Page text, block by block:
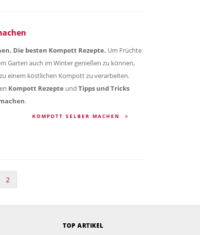
Die besten Kompott Rezepte. Um Früchte
Garten auch im Winter genießen zu können,
einem köstlichen Kompott zu verarbeiten.
Kompott Rezepte und Tipps und Tricks
.
KOMPOTT SELBER MACHEN
Aktuelle
Seite
2
TOP ARTIKEL